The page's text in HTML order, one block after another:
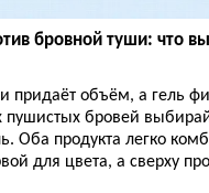
бровной туши: что
придаёт объём, а гель
пушистых бровей
Оба продукта легко
для цвета, а сверху